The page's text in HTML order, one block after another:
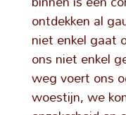
ontdekken al
niet enkel gaat
ons niet enkel
weg voert ons
woestijn, we